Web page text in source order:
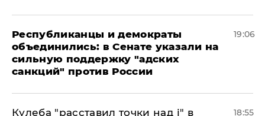
Республиканцы и демократы
объединились: в Сенате указали на
сильную поддержку "адских
санкций" против России
19:06
Кулеба "расставил точки над і" в 18:55